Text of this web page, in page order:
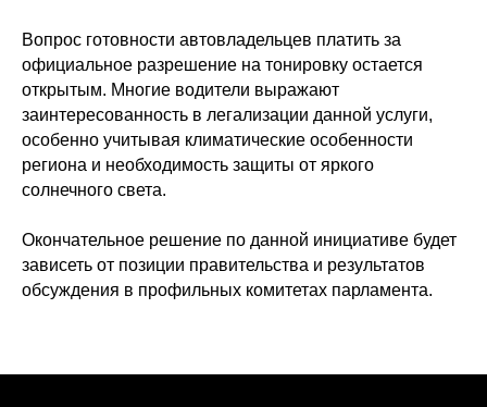
Вопрос готовности автовладельцев платить за
официальное разрешение на тонировку остается
открытым. Многие водители выражают
заинтересованность в легализации данной услуги,
особенно учитывая климатические особенности
региона и необходимость защиты от яркого
солнечного света.
Окончательное решение по данной инициативе будет
зависеть от позиции правительства и результатов
обсуждения в профильных комитетах парламента.